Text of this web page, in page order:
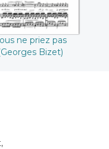
ne priez pas
Bizet)